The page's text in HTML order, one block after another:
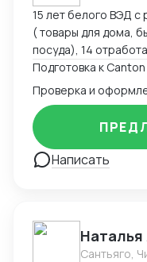
15 лет белого ВЭД с
( товары для дома,
посуда), 14
анализом и
Подготовка
сертификацию,
Оформление
доставки, просчет
платежей через
корректности
Подготовка к Canton
Написать
Наталья
Сантьяго,